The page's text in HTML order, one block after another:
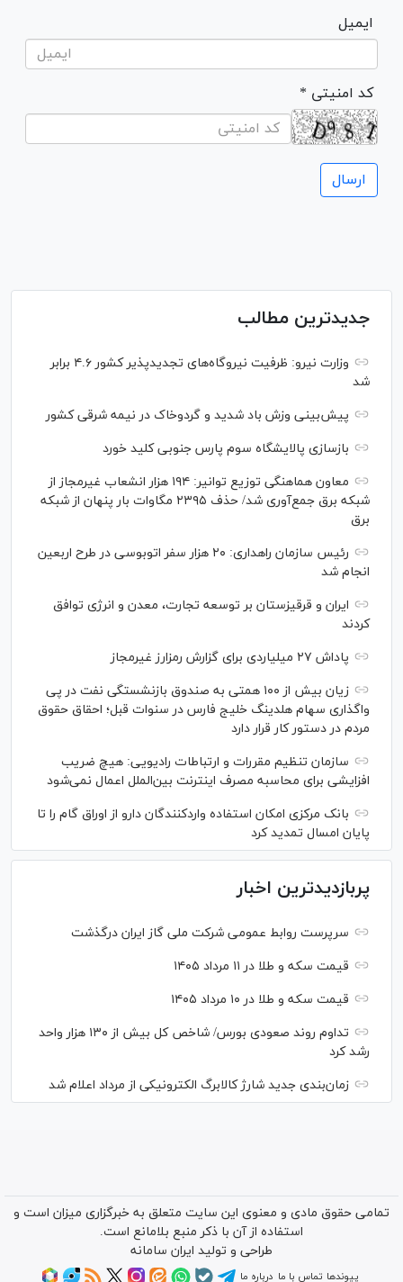
ایمیل
* کد امنیتی
جدیدترین مطالب
وزارت نیرو: ظرفیت نیروگاه‌های تجدیدپذیر کشور ۴.۶ برابر
شد
پیش‌بینی وزش باد شدید و گردوخاک در نیمه شرقی کشور
بازسازی پالایشگاه سوم پارس جنوبی کلید خورد
معاون هماهنگی توزیع توانیر: ۱۹۴ هزار انشعاب غیرمجاز از
شبکه برق جمع‌آوری شد/ حذف ۲۳۹۵ مگاوات بار پنهان از شبکه
برق
رئیس سازمان راهداری: ۲۰ هزار سفر اتوبوسی در طرح اربعین
انجام شد
ایران و قرقیزستان بر توسعه تجارت، معدن و انرژی توافق
کردند
پاداش ۲۷ میلیاردی برای گزارش رمزارز غیرمجاز
زیان بیش از ۱۰۰ همتی به صندوق بازنشستگی نفت در پی
واگذاری سهام هلدینگ خلیج فارس در سنوات قبل؛ احقاق حقوق
مردم در دستور کار قرار دارد
سازمان تنظیم مقررات و ارتباطات رادیویی: هیچ ضریب
افزایشی برای محاسبه مصرف اینترنت بین‌الملل اعمال نمی‌شود
بانک مرکزی امکان استفاده واردکنندگان دارو از اوراق گام را تا
پایان امسال تمدید کرد
پربازدیدترین اخبار
سرپرست روابط عمومی شرکت ملی گاز ایران درگذشت
قیمت سکه و طلا در ۱۱ مرداد ۱۴۰۵
قیمت سکه و طلا در ۱۰ مرداد ۱۴۰۵
تداوم روند صعودی بورس/ شاخص کل بیش از ۱۳۰ هزار واحد
رشد کرد
زمان‌بندی جدید شارژ کالابرگ الکترونیکی از مرداد اعلام شد
تمامی حقوق مادی و معنوی این سایت متعلق به خبرگزاری میزان است و
استفاده از آن با ذکر منبع بلامانع است.
طراحی و تولید ایران سامانه
پیوندها تماس با ما درباره ما